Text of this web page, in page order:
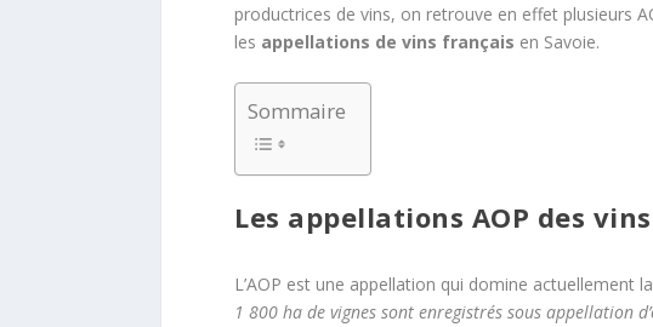
productrices de vins, on retrouve en effet plusieurs
les appellations de vins français en Savoie.
Sommaire
Les appellations AOP des
L’AOP est une appellation qui domine actuellement
1 800 ha de vignes sont enregistrés sous appellation